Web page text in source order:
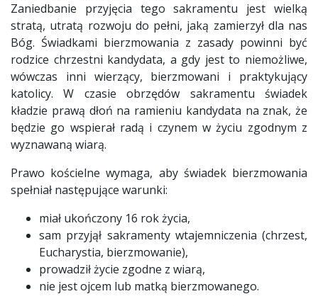
Zaniedbanie przyjęcia tego sakramentu jest wielką
stratą, utratą rozwoju do pełni, jaką zamierzył dla nas
Bóg. Świadkami bierzmowania z zasady powinni być
rodzice chrzestni kandydata, a gdy jest to niemożliwe,
wówczas inni wierzący, bierzmowani i praktykujący
katolicy. W czasie obrzędów sakramentu świadek
kładzie prawą dłoń na ramieniu kandydata na znak, że
będzie go wspierał radą i czynem w życiu zgodnym z
wyznawaną wiarą.
Prawo kościelne wymaga, aby świadek bierzmowania
spełniał następujące warunki:
miał ukończony 16 rok życia,
sam przyjął sakramenty wtajemniczenia (chrzest,
Eucharystia, bierzmowanie),
prowadził życie zgodne z wiarą,
nie jest ojcem lub matką bierzmowanego.